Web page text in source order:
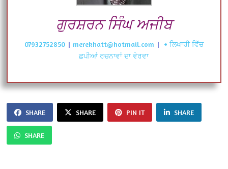
ਗੁਰਸ਼ਰਨ ਸਿੰਘ ਅਜੀਬ
07932752850 | merekhatt@hotmail.com |
+ ਲਿਖਾਰੀ ਵਿੱਚ
ਛਪੀਆਂ ਰਚਨਾਵਾਂ ਦਾ ਵੇਰਵਾ
SHARE SHARE PIN IT SHARE
SHARE